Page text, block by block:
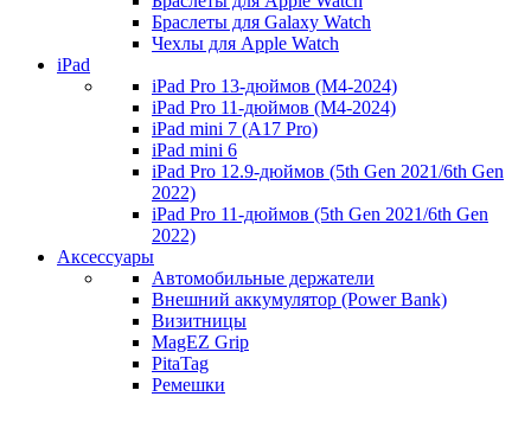
Браслеты для Galaxy Watch
Чехлы для Apple Watch
iPad
iPad Pro 13-дюймов (M4-2024)
iPad Pro 11-дюймов (M4-2024)
iPad mini 7 (A17 Pro)
iPad mini 6
iPad Pro 12.9-дюймов (5th Gen 2021/6th Gen
2022)
iPad Pro 11-дюймов (5th Gen 2021/6th Gen
2022)
Аксессуары
Автомобильные держатели
Внешний аккумулятор (Power Bank)
Визитницы
MagEZ Grip
PitaTag
Ремешки